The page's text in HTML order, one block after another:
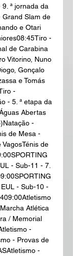
ª jornada da
Grand Slam de
e Otari
-
de Carabina
Vitorino, Nuno
Gonçalo
e Tomás
-
- 5. ª etapa da
Abertas
-
de Mesa -
de
- Sub-11 - 7.
- Sub-10 -
Atlética
/ Memorial
-
- Provas de
-